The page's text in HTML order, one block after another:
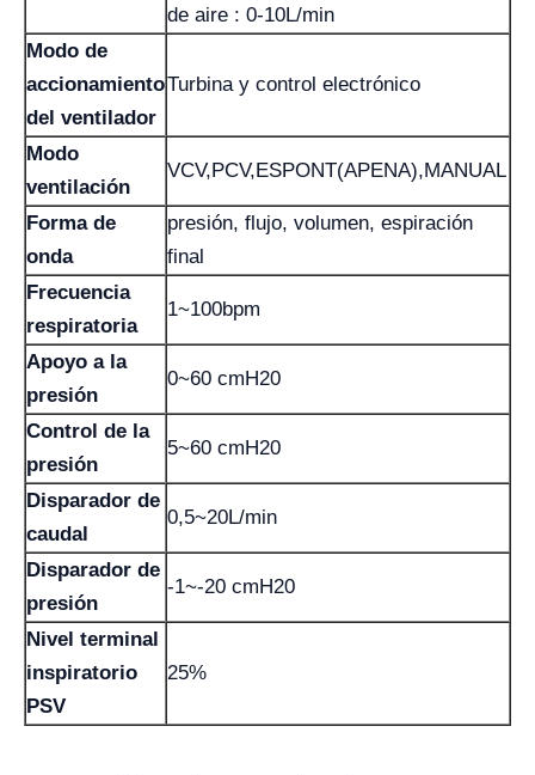
de aire : 0-10L/min
Modo de
accionamiento
del ventilador
Turbina y control electrónico
Modo
ventilación
VCV,PCV,ESPONT(APENA),MANUAL
Forma de
onda
presión, flujo, volumen, espiración
final
Frecuencia
respiratoria
1~100bpm
Apoyo a la
presión
0~60 cmH20
Control de la
presión
5~60 cmH20
Disparador de
caudal
0,5~20L/min
Disparador de
presión
-1~-20 cmH20
Nivel terminal
inspiratorio
PSV
25%